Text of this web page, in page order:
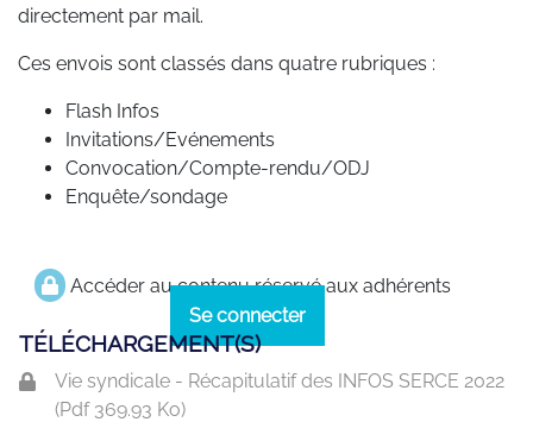
directement par mail.
Ces envois sont classés dans quatre rubriques :
Flash Infos
Invitations/Evénements
Convocation/Compte-rendu/ODJ
Enquête/sondage
Accéder au contenu réservé aux adhérents
Se connecter
TÉLÉCHARGEMENT(S)
Vie syndicale - Récapitulatif des INFOS SERCE 2022
(Pdf369.93 Ko)